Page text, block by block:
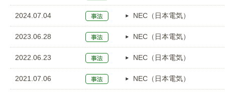
2024.07.04 NEC（日本電気）
2023.06.28 NEC（日本電気）
2022.06.23 NEC（日本電気）
2021.07.06 NEC（日本電気）